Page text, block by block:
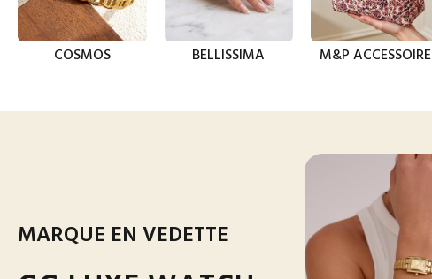
COSMOS BELLISSIMA M&P ACCESSOIRE
MARQUE EN VEDETTE